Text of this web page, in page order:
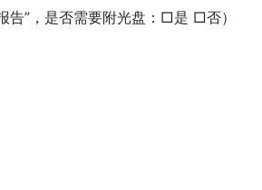
告”，是否需要附光盘：□是 □否）